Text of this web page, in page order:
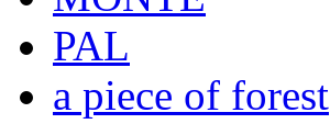
PAL
a piece of forest